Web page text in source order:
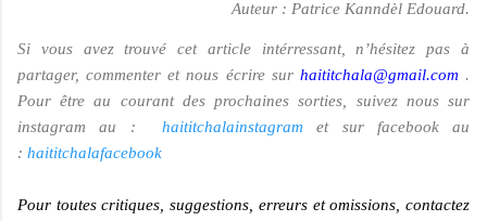
Auteur : Patrice Kanndèl Edouard.
Si vous avez trouvé cet article intérressant, n’hésitez pas à
partager, commenter et nous écrire sur haititchala@gmail.com .
Pour être au courant des prochaines sorties, suivez nous sur
instagram au : haititchalainstagram et sur facebook au
: haititchalafacebook
Pour toutes critiques, suggestions, erreurs et omissions, contactez